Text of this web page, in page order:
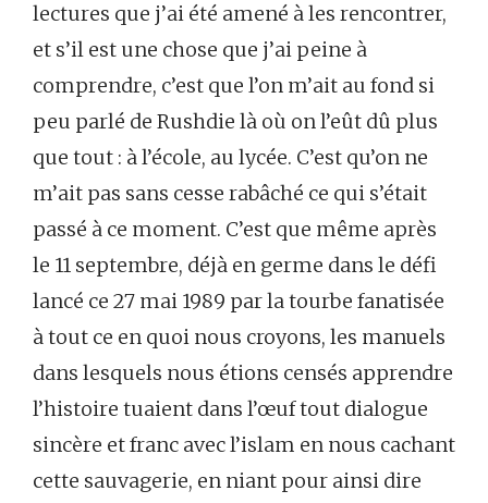
lectures que j’ai été amené à les rencontrer,
et s’il est une chose que j’ai peine à
comprendre, c’est que l’on m’ait au fond si
peu parlé de Rushdie là où on l’eût dû plus
que tout : à l’école, au lycée. C’est qu’on ne
m’ait pas sans cesse rabâché ce qui s’était
passé à ce moment. C’est que même après
le 11 septembre, déjà en germe dans le défi
lancé ce 27 mai 1989 par la tourbe fanatisée
à tout ce en quoi nous croyons, les manuels
dans lesquels nous étions censés apprendre
l’histoire tuaient dans l’œuf tout dialogue
sincère et franc avec l’islam en nous cachant
cette sauvagerie, en niant pour ainsi dire